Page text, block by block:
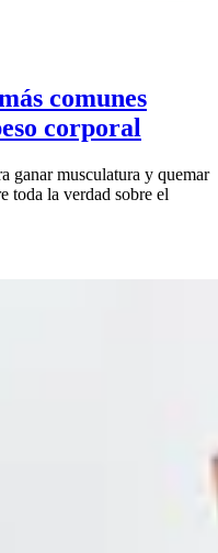
comunes
corporal
ganar musculatura y quemar
toda la verdad sobre el